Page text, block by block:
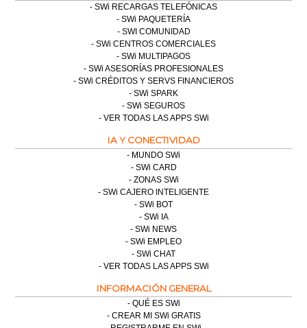
SWi RECARGAS TELEFÓNICAS
SWi PAQUETERÍA
SWI COMUNIDAD
SWi CENTROS COMERCIALES
SWi MULTIPAGOS
SWi ASESORÍAS PROFESIONALES
SWi CRÉDITOS Y SERVS FINANCIEROS
SWi SPARK
SWi SEGUROS
VER TODAS LAS APPS SWi
IA Y CONECTIVIDAD
MUNDO SWi
SWi CARD
ZONAS SWi
SWi CAJERO INTELIGENTE
SWi BOT
SWi IA
SWi NEWS
SWi EMPLEO
SWi CHAT
VER TODAS LAS APPS SWi
INFORMACIÓN GENERAL
QUÉ ES SWi
CREAR MI SWi GRATIS